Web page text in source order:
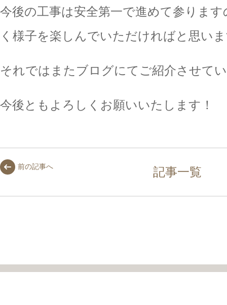
今後の工事は安全第一で進めて参りま
く様子を楽しんでいただければと思い
それではまたブログにてご紹介させて
今後ともよろしくお願いいたします！
前の記事へ 記事一覧